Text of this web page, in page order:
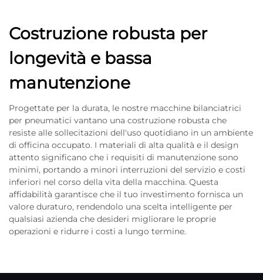
Costruzione robusta per
longevità e bassa
manutenzione
Progettate per la durata, le nostre macchine bilanciatrici
per pneumatici vantano una costruzione robusta che
resiste alle sollecitazioni dell'uso quotidiano in un ambiente
di officina occupato. I materiali di alta qualità e il design
attento significano che i requisiti di manutenzione sono
minimi, portando a minori interruzioni del servizio e costi
inferiori nel corso della vita della macchina. Questa
affidabilità garantisce che il tuo investimento fornisca un
valore duraturo, rendendolo una scelta intelligente per
qualsiasi azienda che desideri migliorare le proprie
operazioni e ridurre i costi a lungo termine.